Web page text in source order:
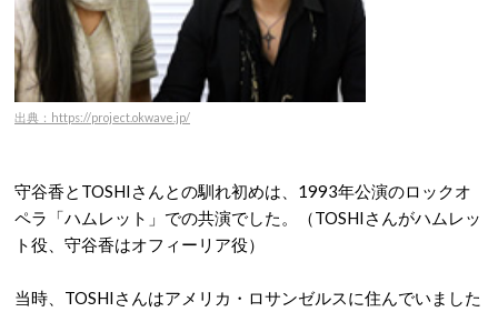
出典：https://project.okwave.jp/
守谷香とTOSHIさんとの馴れ初めは、1993年公演のロックオ
ペラ「ハムレット」での共演でした。（TOSHIさんがハムレッ
ト役、守谷香はオフィーリア役）
当時、TOSHIさんはアメリカ・ロサンゼルスに住んでいました